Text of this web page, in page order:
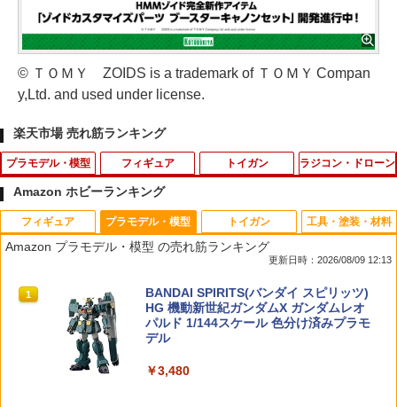
© ＴＯＭＹ ZOIDS is a trademark of ＴＯＭＹ Compan
y,Ltd. and used under license.
楽天市場 売れ筋ランキング
プラモデル・模型
1
HG 1/144 軽キャノン プラモデル 機動戦
士Gundam GQuuuuuuX バンダイスピ
￥2,180
ドIII BANDAI SPIRITS バンダイ スピリ
フィギュア
1
ねんどろいど 『その着せ替え人形（ビス
ク・ドール）は恋をする』 黒江雫 ノン
スケール 【2172】 (塗装済み可動フィギ
￥6,584
【中古】開封)Mellojoy ミニ桜うさぎ[7
トイガン
1
ミニポーチ［戦人 senjin 迷彩 camo カ
モ カモフラージュ サバゲー アウトドア
バッグ バック 小物入れ ポーチ MOLLE
RDURA」
￥1,320
ラジコン・ドローン
1
タカラトミー ドリームトミカ SP トイ・
ストーリー 30周年 バズ・ライトイヤー
￥640
PACKS TOMICA＆TOM ／トミカとトム
Amazon ホビーランキング
フィギュア
1
TAMASHII NATIONS S.H.フィギュアー
ツ（真骨彫製法） 仮面ライダーBLACK
RX 約150mm PVC&ABS&布製 塗装済み
可動フィギュア
￥12,480
プラモデル・模型
Amazon プラモデル・模型 の売れ筋ランキング
更新日時：2026/08/09 12:13
1
BANDAI SPIRITS(バンダイ スピリッツ)
HG 機動新世紀ガンダムX ガンダムレオ
パルド 1/144スケール 色分け済みプラモ
デル
￥3,480
トイガン 工具・塗装・材料